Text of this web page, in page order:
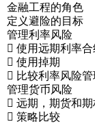
金融工程的角色
定义避险的目标
管理利率风险
 使用远期利率
 使用掉期
 比较利率风险
管理货币风险
 远期，期货和期
 策略比较